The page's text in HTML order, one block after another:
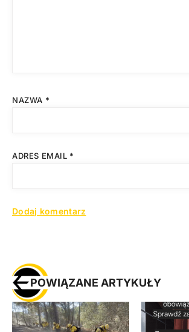
NAZWA *
ADRES EMAIL *
POWIĄZANE ARTYKUŁY